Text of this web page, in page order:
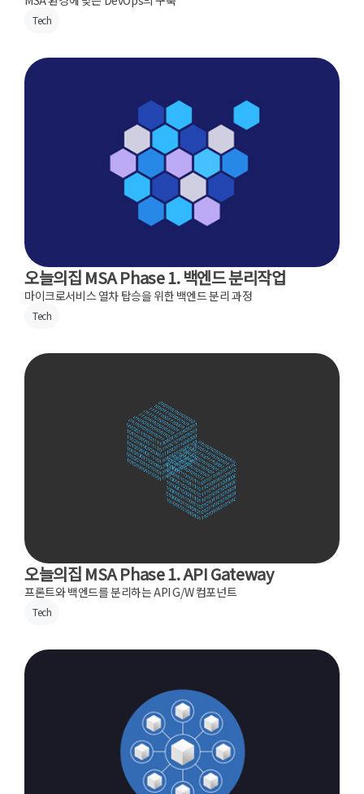
Tech
오늘의집 MSA Phase 1. 백엔드 분리작업
마이크로서비스 열차 탑승을 위한 백엔드 분리 과정
Tech
오늘의집 MSA Phase 1. API Gateway
프론트와 백엔드를 분리하는 API G/W 컴포넌트
Tech